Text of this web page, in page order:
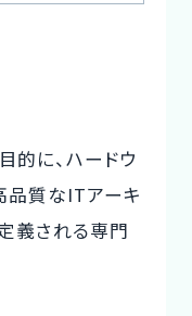
的に、ハードウ
品質なITアーキ
義される専門